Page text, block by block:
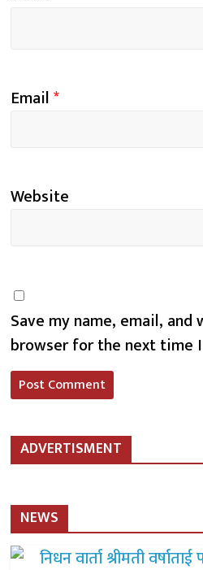
Email*
Website
Save my name, email,
browser for the next time
ADVERTISMENT
NEWS